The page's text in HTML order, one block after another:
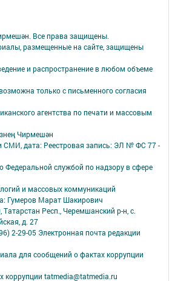
Все права защищены.
размещенные на сайте, защищены
и распространение в любом объеме
только с письменного согласия
агентства по печати и массовым
Чирмешән
СМИ, дата: Реестровая запись: ЭЛ № ФС 77 -
Федеральной службой по надзору в сфере
и массовых коммуникаций
Гумеров Марат Шакирович
Татарстан Респ., Черемшанский р-н, с.
д. 27
2-29-05 Электронная почта редакции
для сообщений о фактах коррупции
коррупции tatmedia@tatmedia.ru